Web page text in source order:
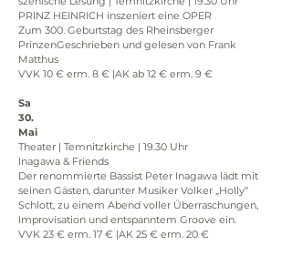
PRINZ HEINRICH inszeniert eine OPER
Zum 300. Geburtstag des Rheinsberger
PrinzenGeschrieben und gelesen von Frank
Matthus
VVK 10 € erm. 8 € |AK ab 12 € erm. 9 €
Sa
30.
Mai
Theater | Temnitzkirche | 19.30 Uhr
Inagawa & Friends
Der renommierte Bassist Peter Inagawa lädt mit
seinen Gästen, darunter Musiker Volker „Holly“
Schlott, zu einem Abend voller Überraschungen,
Improvisation und entspanntem Groove ein.
VVK 23 € erm. 17 € |AK 25 € erm. 20 €